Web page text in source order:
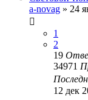
a-novag » 24
1
2
19
34971
12 дек